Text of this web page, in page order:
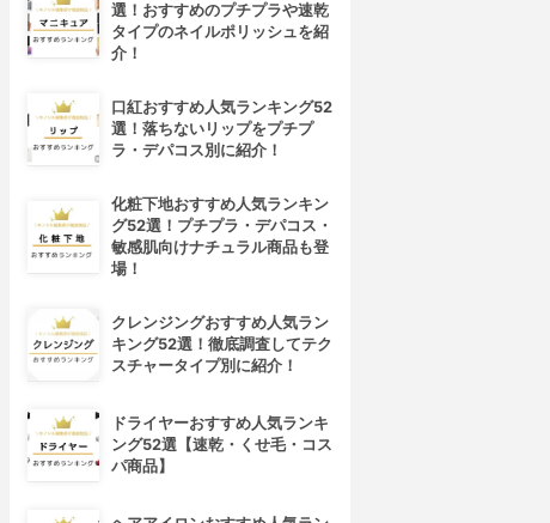
選！おすすめのプチプラや速乾
タイプのネイルポリッシュを紹
介！
口紅おすすめ人気ランキング52
選！落ちないリップをプチプ
ラ・デパコス別に紹介！
化粧下地おすすめ人気ランキン
グ52選！プチプラ・デパコス・
敏感肌向けナチュラル商品も登
場！
クレンジングおすすめ人気ラン
キング52選！徹底調査してテク
スチャータイプ別に紹介！
ドライヤーおすすめ人気ランキ
ング52選【速乾・くせ毛・コス
パ商品】